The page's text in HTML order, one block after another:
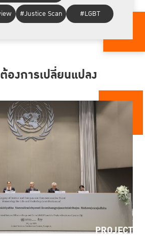
#Justice Scan #LGBT
องการเปลี่ยนแปลง
PROJECT